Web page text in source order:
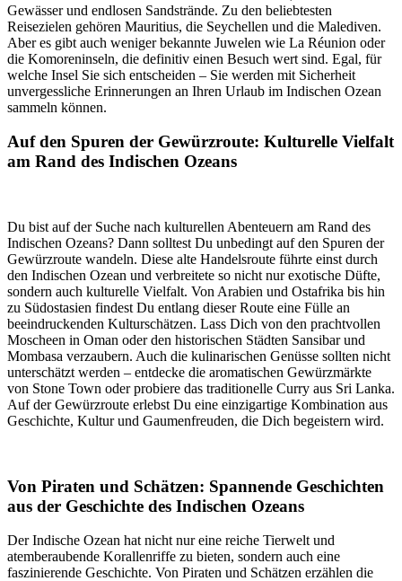
Gewässer und endlosen Sandstrände. Zu den beliebtesten
Reisezielen gehören Mauritius, die Seychellen und die Malediven.
Aber es gibt auch weniger bekannte Juwelen wie La Réunion oder
die Komoreninseln, die definitiv einen Besuch wert sind. Egal, für
welche Insel Sie sich entscheiden – Sie werden mit Sicherheit
unvergessliche Erinnerungen an Ihren Urlaub im Indischen Ozean
sammeln können.
Auf den Spuren der Gewürzroute: Kulturelle Vielfalt
am Rand des Indischen Ozeans
Du bist auf der Suche nach kulturellen Abenteuern am Rand des
Indischen Ozeans? Dann solltest Du unbedingt auf den Spuren der
Gewürzroute wandeln. Diese alte Handelsroute führte einst durch
den Indischen Ozean und verbreitete so nicht nur exotische Düfte,
sondern auch kulturelle Vielfalt. Von Arabien und Ostafrika bis hin
zu Südostasien findest Du entlang dieser Route eine Fülle an
beeindruckenden Kulturschätzen. Lass Dich von den prachtvollen
Moscheen in Oman oder den historischen Städten Sansibar und
Mombasa verzaubern. Auch die kulinarischen Genüsse sollten nicht
unterschätzt werden – entdecke die aromatischen Gewürzmärkte
von Stone Town oder probiere das traditionelle Curry aus Sri Lanka.
Auf der Gewürzroute erlebst Du eine einzigartige Kombination aus
Geschichte, Kultur und Gaumenfreuden, die Dich begeistern wird.
Von Piraten und Schätzen: Spannende Geschichten
aus der Geschichte des Indischen Ozeans
Der Indische Ozean hat nicht nur eine reiche Tierwelt und
atemberaubende Korallenriffe zu bieten, sondern auch eine
faszinierende Geschichte. Von Piraten und Schätzen erzählen die